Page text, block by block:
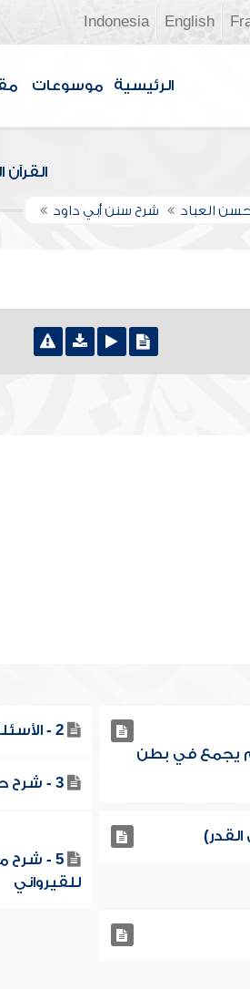
English
Indonesia
الرئيسية موسوعات
القرآن
العباد شرح سنن أبي داود
يجمع في بطن
2 - الأسئلة
3 - شرح حديث: (كل ميسر لما خلق له)
5 - شرح
للقيرواني